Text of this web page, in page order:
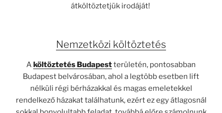
átköltöztetjük irodáját!
Nemzetközi költöztetés
Aköltöztetés Budapestterületén, pontosabban
Budapest belvárosában, ahol a legtöbb esetben lift
nélküli régi bérházakkal és magas emeletekkel
rendelkező házakat találhatunk, ezért ez egy átlagosnál